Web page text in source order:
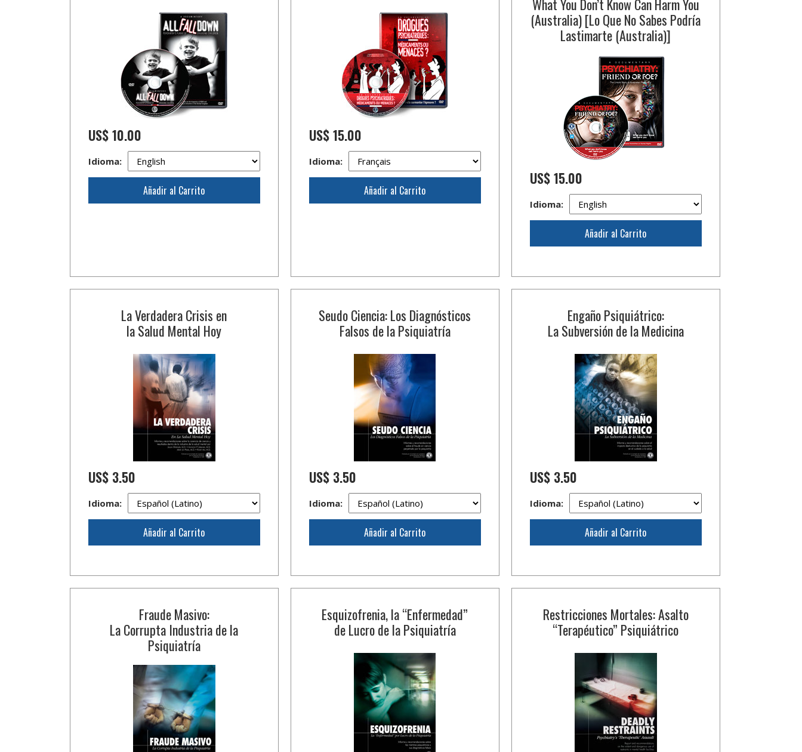
US$ 10.00
Idioma:
Añadir al Carrito
US$ 15.00
Idioma:
Añadir al Carrito
What You Don’t Know Can Harm You
(Australia) [Lo Que No Sabes Podría
Lastimarte (Australia)]
US$ 15.00
Idioma:
Añadir al Carrito
La Verdadera Crisis en
la Salud Mental Hoy
US$ 3.50
Idioma:
Añadir al Carrito
Seudo Ciencia: Los Diagnósticos
Falsos de la Psiquiatría
US$ 3.50
Idioma:
Añadir al Carrito
Engaño Psiquiátrico:
La Subversión de la Medicina
US$ 3.50
Idioma:
Añadir al Carrito
Fraude Masivo:
La Corrupta Industria de la
Psiquiatría
Esquizofrenia, la “Enfermedad”
de Lucro de la Psiquiatría
Restricciones Mortales: Asalto
“Terapéutico” Psiquiátrico